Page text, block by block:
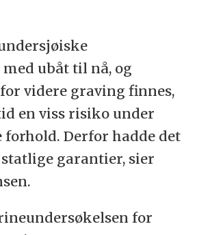
ubåt til nå, og
videre graving finnes,
en viss risiko under
forhold. Derfor hadde det
garantier, sier
for